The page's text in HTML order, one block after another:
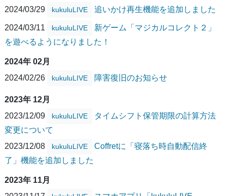
2024/03/29 kukuluLIVE 追いかけ再生機能を追加しました
2024/03/11 kukuluLIVE
新ゲーム「マジカルコレクト２」
を遊べるようになりました！
2024年 02月
2024/02/26
kukuluLIVE 障害復旧のお知らせ
2023年 12月
2023/12/09
kukuluLIVE
タイムシフト保管期限の計算方法
変更について
2023/12/08
kukuluLIVE
Coffretに「寝落ち時自動配信終
了」機能を追加しました
2023年 11月